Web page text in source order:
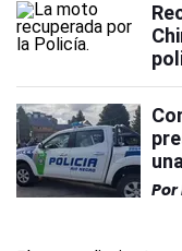
Por